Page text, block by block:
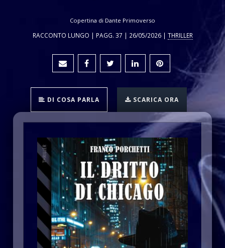
Copertina di Dante Primoverso
RACCONTO LUNGO | PAGG. 37 | 26/05/2026 | THRILLER
DI COSA PARLA SCARICA ORA